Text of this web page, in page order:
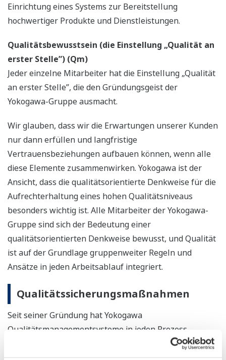
Einrichtung eines Systems zur Bereitstellung
hochwertiger Produkte und Dienstleistungen.
Qualitätsbewusstsein (die Einstellung „Qualität an
erster Stelle”) (Qm)
Jeder einzelne Mitarbeiter hat die Einstellung „Qualität
an erster Stelle”, die den Gründungsgeist der
Yokogawa-Gruppe ausmacht.
Wir glauben, dass wir die Erwartungen unserer Kunden
nur dann erfüllen und langfristige
Vertrauensbeziehungen aufbauen können, wenn alle
diese Elemente zusammenwirken. Yokogawa ist der
Ansicht, dass die qualitätsorientierte Denkweise für die
Aufrechterhaltung eines hohen Qualitätsniveaus
besonders wichtig ist. Alle Mitarbeiter der Yokogawa-
Gruppe sind sich der Bedeutung einer
qualitätsorientierten Denkweise bewusst, und Qualität
ist auf der Grundlage gruppenweiter Regeln und
Ansätze in jeden Arbeitsablauf integriert.
Qualitätssicherungsmaßnahmen
Seit seiner Gründung hat Yokogawa
Qualitätsmanagementsysteme in jeden Prozess
integriert, von der Entwicklung, Planung, Konstruktion
und Fertigung bis hin zu Vertrieb und Service, um